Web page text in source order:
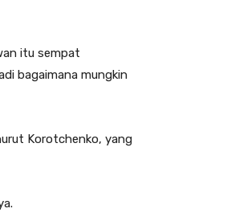
itu sempat
bagaimana mungkin
Korotchenko, yang